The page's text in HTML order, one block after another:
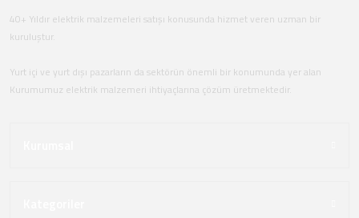
40+ Yıldır elektrik malzemeleri satışı konusunda hizmet veren uzman bir
kuruluştur.
Yurt içi ve yurt dışı pazarların da sektörün önemli bir konumunda yer alan
Kurumumuz elektrik malzemeri ihtiyaçlarına çözüm üretmektedir.